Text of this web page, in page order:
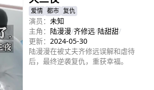
爱情 都市 复仇
演员： 未知
主角： 陆漫漫/齐修远/陆甜甜/
更新： 2024-05-30
陆漫漫在被丈夫齐修远误解和虐待
后，最终逆袭复仇，重获幸福。